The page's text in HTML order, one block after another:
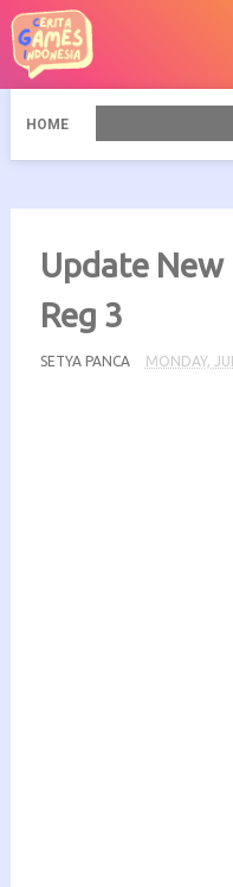
HOME
Update New
Reg 3
SETYA PANCA MONDAY,